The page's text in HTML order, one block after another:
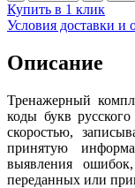
Купить в 1 клик
Условия доставки и
Описание
Тренажерный
коды букв
скоростью,
принятую
выявления
переданных или